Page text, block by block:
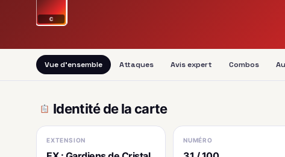
C
Vue d'ensemble Attaques Avis expert Combos
Identité de la carte
EXTENSION NUMÉRO